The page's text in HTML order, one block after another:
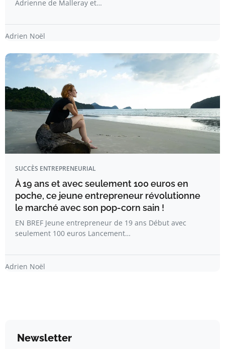
Adrienne de Malleray et…
Adrien Noël
SUCCÈS ENTREPRENEURIAL
À 19 ans et avec seulement 100 euros en
poche, ce jeune entrepreneur révolutionne
le marché avec son pop-corn sain !
EN BREF Jeune entrepreneur de 19 ans Début avec
seulement 100 euros Lancement…
Adrien Noël
Newsletter